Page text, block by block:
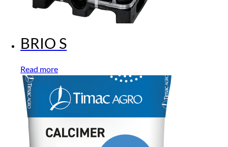
BRIO S
Read more